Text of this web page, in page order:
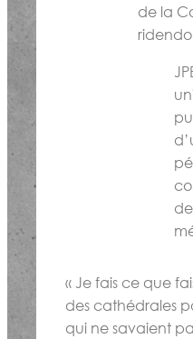
de la
« Je fais ce que
des cathédrales
qui ne savaient